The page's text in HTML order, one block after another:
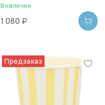
В наличии
1 080 ₽
Предзаказ